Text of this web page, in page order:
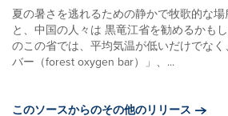
夏の暑さを逃れるための静かで牧歌的な
と、中国の人々は 黒竜江省を勧めるかも
のこの省では、平均気温が低いだけでな
バー（forest oxygen bar）」、...
このソースからのその他のリリース